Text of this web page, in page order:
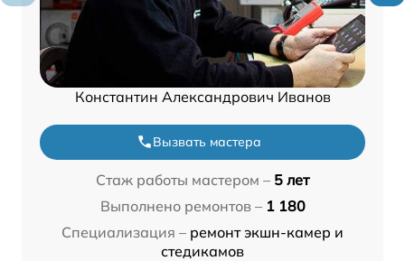
Константин Александрович Иванов
Вызвать мастера
Стаж работы мастером – 5 лет
Выполнено ремонтов – 1 180
Специализация – ремонт экшн-камер и
стедикамов